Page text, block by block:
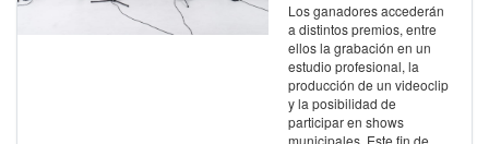
Los ganadores accederán
a distintos premios, entre
ellos la grabación en un
estudio profesional, la
producción de un videoclip
y la posibilidad de
participar en shows